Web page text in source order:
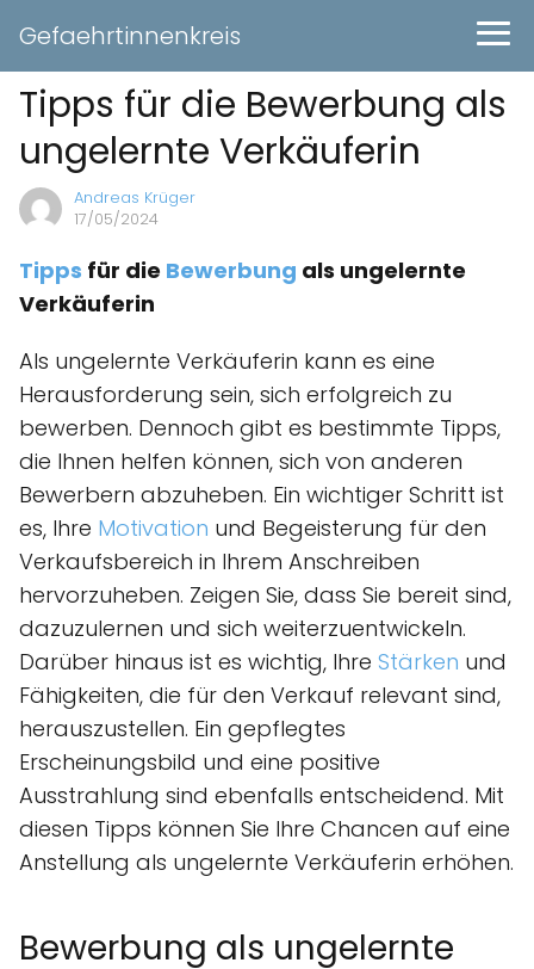
Gefaehrtinnenkreis
Tipps für die Bewerbung als
ungelernte Verkäuferin
Andreas Krüger
17/05/2024
Tipps für die Bewerbung als ungelernte
Verkäuferin
Als ungelernte Verkäuferin kann es eine
Herausforderung sein, sich erfolgreich zu
bewerben. Dennoch gibt es bestimmte Tipps,
die Ihnen helfen können, sich von anderen
Bewerbern abzuheben. Ein wichtiger Schritt ist
es, Ihre Motivation und Begeisterung für den
Verkaufsbereich in Ihrem Anschreiben
hervorzuheben. Zeigen Sie, dass Sie bereit sind,
dazuzulernen und sich weiterzuentwickeln.
Darüber hinaus ist es wichtig, Ihre Stärken und
Fähigkeiten, die für den Verkauf relevant sind,
herauszustellen. Ein gepflegtes
Erscheinungsbild und eine positive
Ausstrahlung sind ebenfalls entscheidend. Mit
diesen Tipps können Sie Ihre Chancen auf eine
Anstellung als ungelernte Verkäuferin erhöhen.
Bewerbung als ungelernte